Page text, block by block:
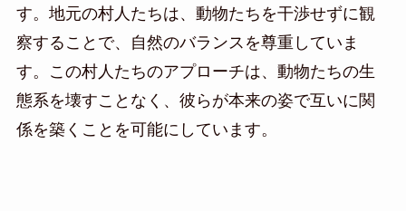
す。地元の村人たちは、動物たちを干渉せずに観
察することで、自然のバランスを尊重していま
す。この村人たちのアプローチは、動物たちの生
態系を壊すことなく、彼らが本来の姿で互いに関
係を築くことを可能にしています。